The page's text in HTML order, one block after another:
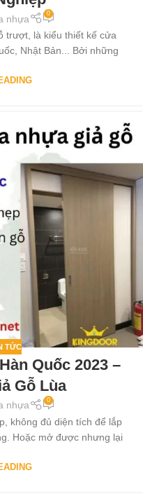
nhựa 0
trượt, là kiểu thiết kế cửa
Nhật Bản... Bởi những
TỨC
Quốc 2023 –
Gỗ Lùa
nhựa 0
không đủ diện tích để lắp
Hoặc mở được nhưng lại